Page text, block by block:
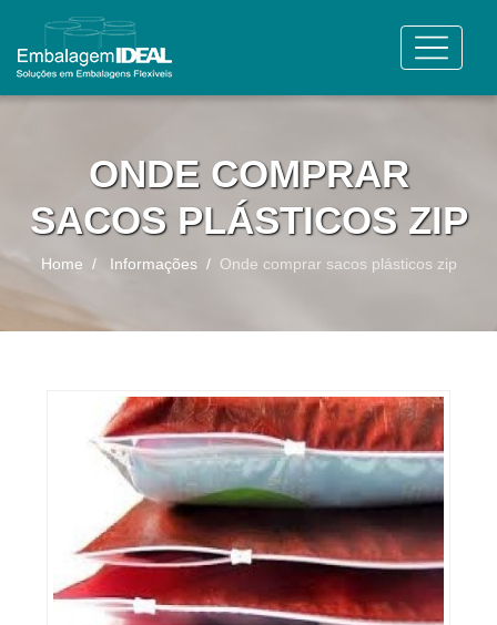
ONDE COMPRAR
SACOS PLÁSTICOS ZIP
Home Informações Onde comprar sacos plásticos zip